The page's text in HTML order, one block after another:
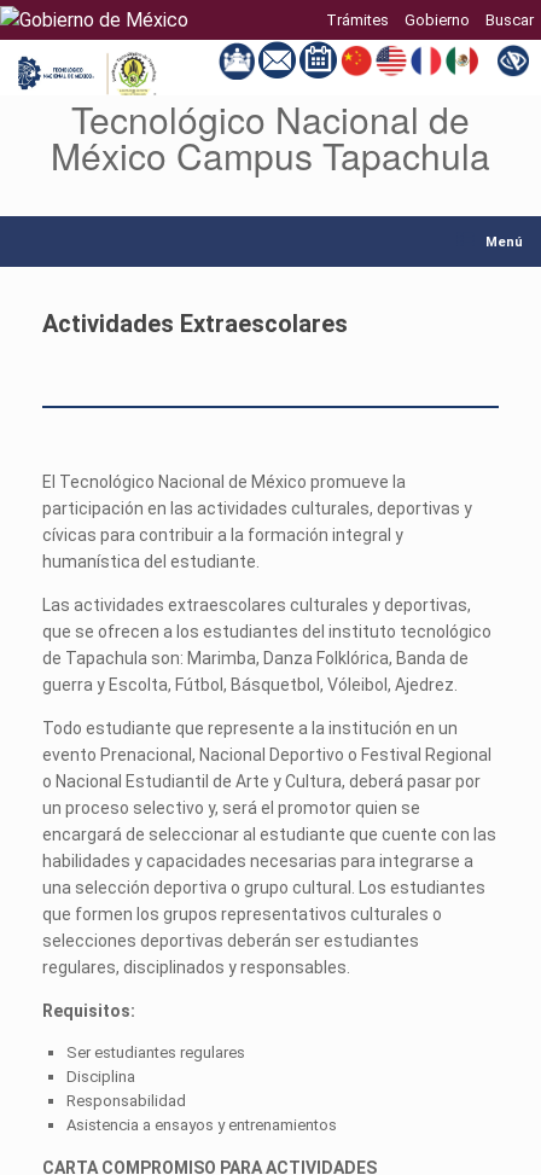
Trámites Gobierno Buscar
contenido
Tecnológico Nacional de
México Campus Tapachula
Menú
Actividades Extraescolares
El Tecnológico Nacional de México promueve la
participación en las actividades culturales, deportivas y
cívicas para contribuir a la formación integral y
humanística del estudiante.
Las actividades extraescolares culturales y deportivas,
que se ofrecen a los estudiantes del instituto tecnológico
de Tapachula son: Marimba, Danza Folklórica, Banda de
guerra y Escolta, Fútbol, Básquetbol, Vóleibol, Ajedrez.
Todo estudiante que represente a la institución en un
evento Prenacional, Nacional Deportivo o Festival Regional
o Nacional Estudiantil de Arte y Cultura, deberá pasar por
un proceso selectivo y, será el promotor quien se
encargará de seleccionar al estudiante que cuente con las
habilidades y capacidades necesarias para integrarse a
una selección deportiva o grupo cultural. Los estudiantes
que formen los grupos representativos culturales o
selecciones deportivas deberán ser estudiantes
regulares, disciplinados y responsables.
Requisitos:
Ser estudiantes regulares
Disciplina
Responsabilidad
Asistencia a ensayos y entrenamientos
CARTA COMPROMISO PARA ACTIVIDADES